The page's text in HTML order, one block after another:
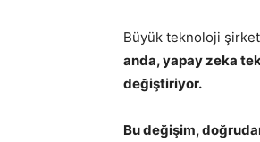
Büyük teknoloji
anda, yapay zeka
değiştiriyor.
Bu değişim,